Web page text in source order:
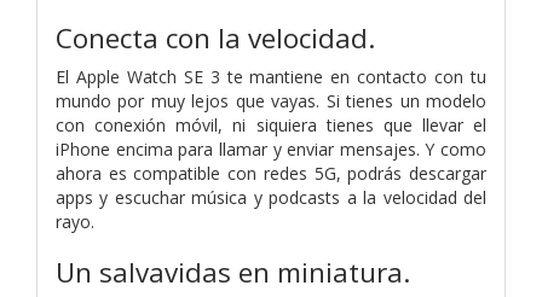
Conecta con la velocidad.
El Apple Watch SE 3 te mantiene en contacto con tu
mundo por muy lejos que vayas. Si tienes un modelo
con conexión móvil, ni siquiera tienes que llevar el
iPhone encima para llamar y enviar mensajes. Y como
ahora es compatible con redes 5G, podrás descargar
apps y escuchar música y podcasts a la velocidad del
rayo.
Un salvavidas en miniatura.